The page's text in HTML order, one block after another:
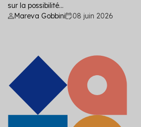
sur la possibilité...
Mareva Gobbini
08 juin 2026